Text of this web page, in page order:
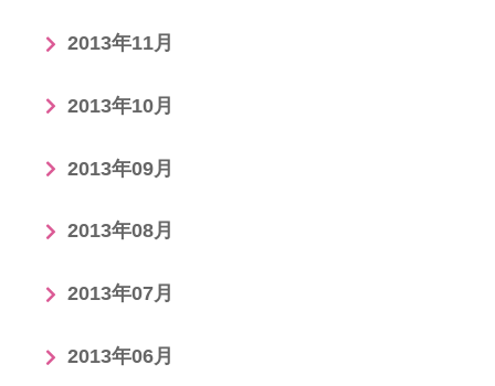
2013年11月
2013年10月
2013年09月
2013年08月
2013年07月
2013年06月